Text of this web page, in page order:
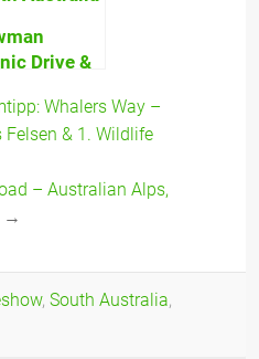
Drive &
Off-
Whalers Way –
Felsen & 1. Wildlife
– Australian Alps,
→
, South Australia,